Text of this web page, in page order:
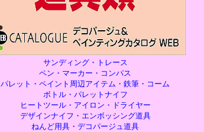
サンディング・トレース
ペン・マーカー・コンパス
パレット・ペイント周辺アイテム・鉄筆・コーム
ボトル・パレットナイフ
ヒートツール・アイロン・ドライヤー
デザインナイフ・エンボッシング道具
ねんど用具・デコパージュ道具